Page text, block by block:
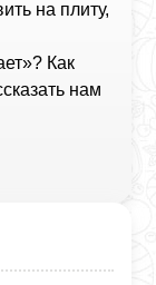
на плиту,
Как
нам